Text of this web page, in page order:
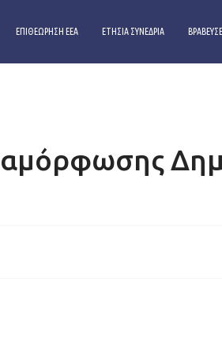
ΕΠΙΘΕΩΡΗΣΗ ΕΕΑ ΕΤΗΣΙΑ ΣΥΝΕΔΡΙΑ